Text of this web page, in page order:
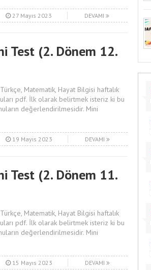
27 Mayıs 2023 DEVAMI
Test (2. Dönem 12.
Matematik, Hayat Bilgisi haftalık
pdf. İlk olarak belirtmek isteriz ki bu
değerlendirilmesidir. Mini
19 Mayıs 2023 DEVAMI
Test (2. Dönem 11.
Matematik, Hayat Bilgisi haftalık
pdf. İlk olarak belirtmek isteriz ki bu
değerlendirilmesidir. Mini
15 Mayıs 2023 DEVAMI